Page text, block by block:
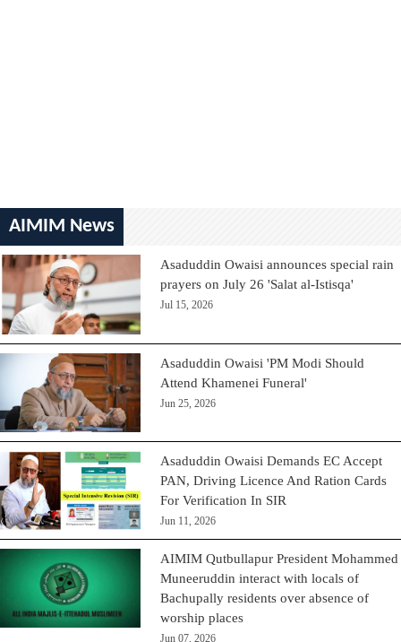
AIMIM News
Asaduddin Owaisi announces special rain
prayers on July 26 'Salat al-Istisqa'
Jul 15, 2026
Asaduddin Owaisi 'PM Modi Should
Attend Khamenei Funeral'
Jun 25, 2026
Asaduddin Owaisi Demands EC Accept
PAN, Driving Licence And Ration Cards
For Verification In SIR
Jun 11, 2026
AIMIM Qutbullapur President Mohammed
Muneeruddin interact with locals of
Bachupally residents over absence of
worship places
Jun 07, 2026